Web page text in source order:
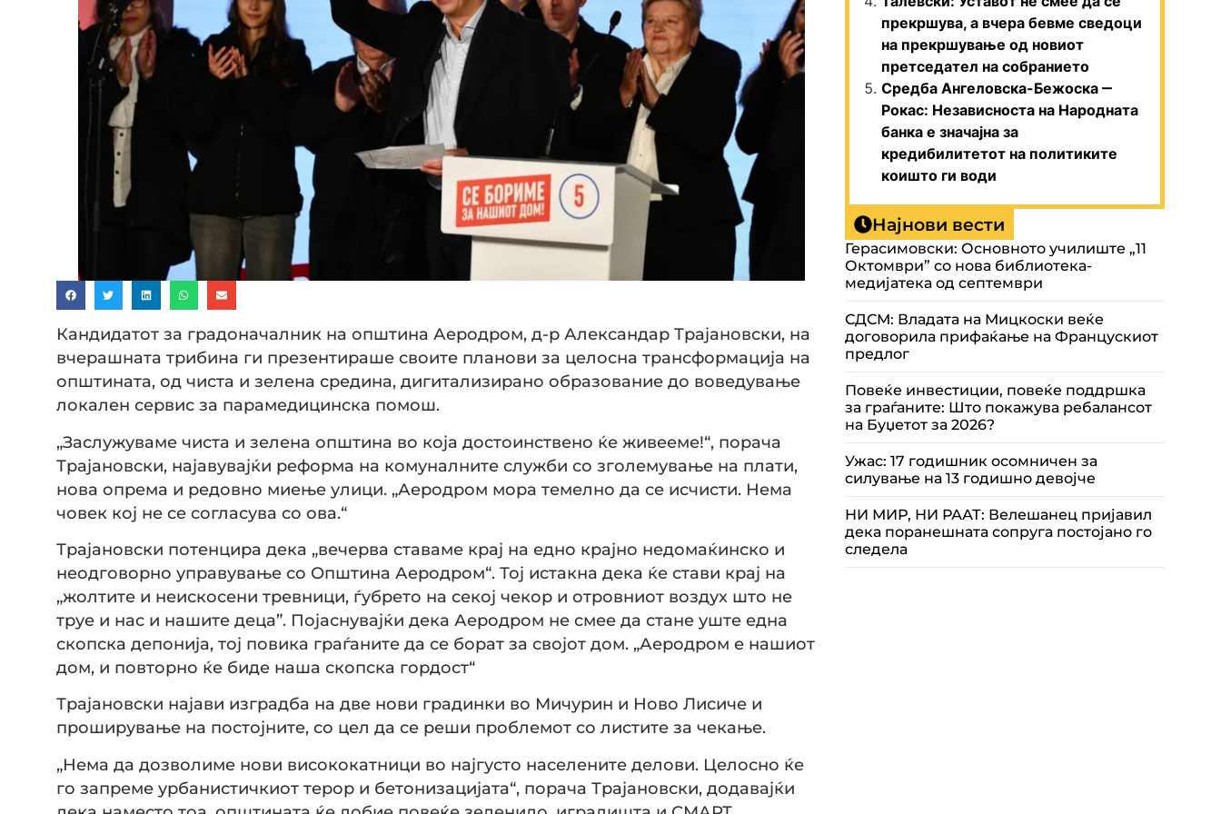
Кандидатот за градоначалник на општина Аеродром, д-р Александар Трајановски, на
вчерашната трибина ги презентираше своите планови за целосна трансформација на
општината, од чиста и зелена средина, дигитализирано образование до воведување
локален сервис за парамедицинска помош.
„Заслужуваме чиста и зелена општина во која достоинствено ќе живееме!“, порача
Трајановски, најавувајќи реформа на комуналните служби со зголемување на плати,
нова опрема и редовно миење улици. „Аеродром мора темелно да се исчисти. Нема
човек кој не се согласува со ова.“
Трајановски потенцира дека „вечерва ставаме крај на едно крајно недомаќинско и
неодговорно управување со Општина Аеродром“. Тој истакна дека ќе стави крај на
„жолтите и неискосени тревници, ѓубрето на секој чекор и отровниот воздух што не
труе и нас и нашите деца”. Појаснувајќи дека Аеродром не смее да стане уште една
скопска депонија, тој повика граѓаните да се борат за својот дом. „Аеродром е нашиот
дом, и повторно ќе биде наша скопска гордост“
Трајановски најави изградба на две нови градинки во Мичурин и Ново Лисиче и
проширување на постојните, со цел да се реши проблемот со листите за чекање.
„Нема да дозволиме нови висококатници во најгусто населените делови. Целосно ќе
го запреме урбанистичкиот терор и бетонизацијата“, порача Трајановски, додавајќи
прекршува, а вчера бевме сведоци
на прекршување од новиот
претседател на собранието
Средба Ангеловска-Бежоска ‒
Рокас: Независноста на Народната
банка е значајна за
кредибилитетот на политиките
коишто ги води
Најнови вести
Герасимовски: Основното училиште „11
Октомври” со нова библиотека-
медијатека од септември
СДСМ: Владата на Мицкоски веќе
договорила прифаќање на Францускиот
предлог
Повеќе инвестиции, повеќе поддршка
за граѓаните: Што покажува ребалансот
на Буџетот за 2026?
Ужас: 17 годишник осомничен за
силување на 13 годишно девојче
НИ МИР, НИ РААТ: Велешанец пријавил
дека поранешната сопруга постојано го
следела